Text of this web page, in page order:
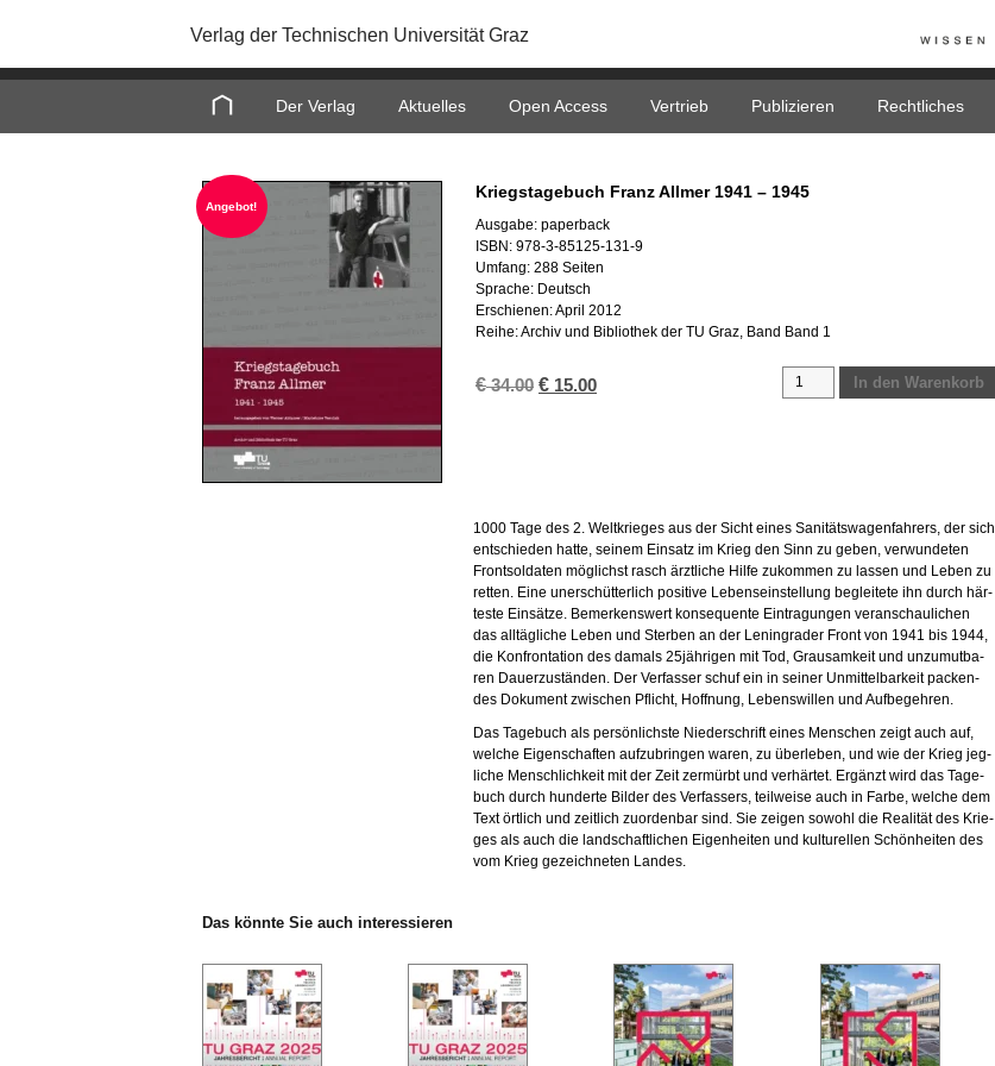
Verlag der Technischen Universität Graz
Home Der Verlag Aktuelles Open Access Vertrieb Publizieren Rechtliches
An­ge­bot!
Kriegs­ta­ge­buch Franz All­mer 1941 – 1945
Aus­ga­be: pa­per­back
ISBN: 978-3-85125-131-9
Um­fang: 288 Sei­ten
Spra­che: Deutsch
Er­schie­nen: April 2012
Reihe: Ar­chiv und Bi­blio­thek der TU Graz, Band Band 1
€34.00 Ur­
€ 15.00Ak­
Kriegstagebuch
Franz
In den Warenkorb
1000 Tage des 2. Welt­krie­ges aus der Sicht eines Sa­ni­täts­wa­gen­fah­rers, der sich
ent­schie­den hatte, sei­nem Ein­satz im Krieg den Sinn zu geben, ver­wun­de­ten
Front­sol­da­ten mög­lichst rasch ärzt­li­che Hilfe zu­kom­men zu las­sen und Leben zu
ret­ten. Eine un­er­schüt­ter­lich po­si­ti­ve Le­bens­ein­stel­lung be­glei­te­te ihn durch här­
tes­te Ein­sät­ze. Be­mer­kens­wert kon­se­quen­te Ein­tra­gun­gen ver­an­schau­li­chen
das all­täg­li­che Leben und Ster­ben an der Le­nin­gra­der Front von 1941 bis 1944,
die Kon­fron­ta­ti­on des da­mals 25jäh­ri­gen mit Tod, Grau­sam­keit und un­zu­mut­ba­
ren Dau­er­zu­stän­den. Der Ver­fas­ser schuf ein in sei­ner Un­mit­tel­bar­keit pa­cken­
des Do­ku­ment zwi­schen Pflicht, Hoff­nung, Le­bens­wil­len und Auf­be­geh­ren.
Das Ta­ge­buch als per­sön­lichs­te Nie­der­schrift eines Men­schen zeigt auch auf,
wel­che Ei­gen­schaf­ten auf­zu­brin­gen waren, zu über­le­ben, und wie der Krieg jeg­
li­che Mensch­lich­keit mit der Zeit zer­mürbt und ver­här­tet. Er­gänzt wird das Ta­ge­
buch durch hun­der­te Bil­der des Ver­fas­sers, teil­wei­se auch in Farbe, wel­che dem
Text ört­lich und zeit­lich zu­or­den­bar sind. Sie zei­gen so­wohl die Rea­li­tät des Krie­
ges als auch die land­schaft­li­chen Ei­gen­hei­ten und kul­tu­rel­len Schön­hei­ten des
vom Krieg ge­zeich­ne­ten Lan­des.
Das könn­te Sie auch in­ter­es­sie­ren